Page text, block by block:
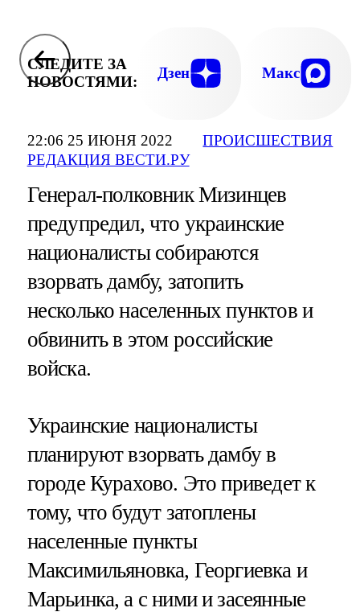
22:06 25 ИЮНЯ 2022
РЕДАКЦИЯ ВЕСТИ.РУ
ПРОИСШЕСТВИЯ
СЛЕДИТЕ ЗА
НОВОСТЯМИ:
Дзен Макс
Генерал-полковник Мизинцев
предупредил, что украинские
националисты собираются
взорвать дамбу, затопить
несколько населенных пунктов и
обвинить в этом российские
войска.
Украинские националисты
планируют взорвать дамбу в
городе Курахово. Это приведет к
тому, что будут затоплены
населенные пункты
Максимильяновка, Георгиевка и
Марьинка, а с ними и засеянные